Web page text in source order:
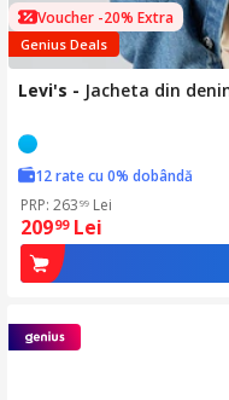
Voucher -20% Extra
Genius Deals
Levi's - Jacheta din
12 rate cu 0% dobândă
PRP: 263 99 Lei
20999 Lei